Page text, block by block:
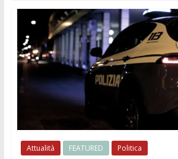
Attualità FEATURED Politica